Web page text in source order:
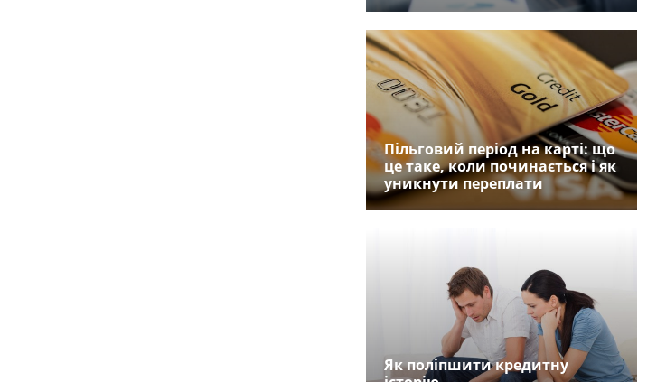
Пільговий період на карті: що
це таке, коли починається і як
уникнути переплати
Як поліпшити кредитну